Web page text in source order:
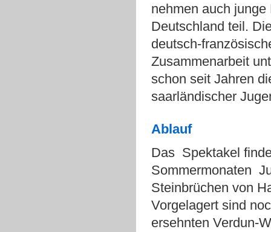
nehmen auch
Deutschland teil.
deutsch-
Zusammenarbeit
schon seit Jahren
saarländischer
Ablauf
Das Spektakel
Sommermonaten
Steinbrüchen von
Vorgelagert sind
ersehnten Verdun-